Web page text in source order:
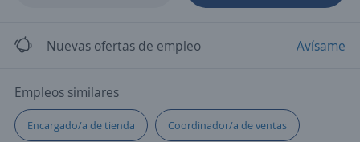
Nuevas ofertas de empleo Avísame
Empleos similares
Encargado/a de tienda Coordinador/a de ventas